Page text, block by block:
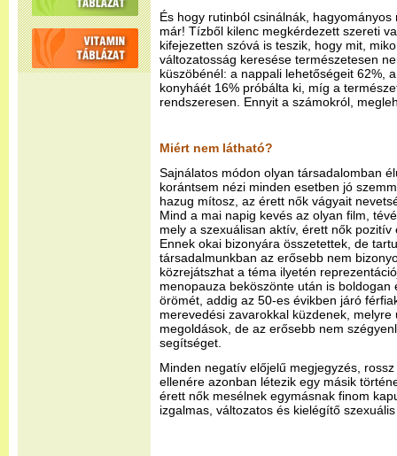
És hogy rutinból csinálnák,
már! Tízből kilenc megkérdezett szereti
kifejezetten szóvá is teszik, hogy mit,
változatosság keresése természetesen
küszöbénél: a nappali lehetőségeit 62%,
konyháét 16% próbálta ki, míg a
rendszeresen. Ennyit a számokról,
Miért nem látható?
Sajnálatos módon olyan társadalomban
korántsem nézi minden esetben jó
hazug mítosz, az érett nők vágyait
Mind a mai napig kevés az olyan film,
mely a szexuálisan aktív, érett nők
Ennek okai bizonyára összetettek, de
társadalmunkban az erősebb nem
közrejátszhat a téma ilyetén
menopauza beköszönte után is boldogan
örömét, addig az 50-es évikben járó
merevedési zavarokkal küzdenek,
megoldások, de az erősebb nem
segítséget.
Minden negatív előjelű megjegyzés,
ellenére azonban létezik egy másik
érett nők mesélnek egymásnak finom
izgalmas, változatos és kielégítő